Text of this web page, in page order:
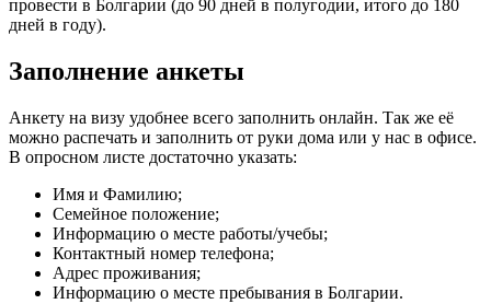
провести в Болгарии (до 90 дней в полугодии, итого до 180
дней в году).
Заполнение анкеты
Анкету на визу удобнее всего заполнить онлайн. Так же её
можно распечать и заполнить от руки дома или у нас в офисе.
В опросном листе достаточно указать:
Имя и Фамилию;
Семейное положение;
Информацию о месте работы/учебы;
Контактный номер телефона;
Адрес проживания;
Информацию о месте пребывания в Болгарии.